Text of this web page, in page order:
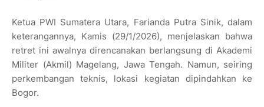
Ketua PWI Sumatera Utara, Farianda Putra Sinik, dalam
keterangannya, Kamis (29/1/2026), menjelaskan bahwa
retret ini awalnya direncanakan berlangsung di Akademi
Militer (Akmil) Magelang, Jawa Tengah. Namun, seiring
perkembangan teknis, lokasi kegiatan dipindahkan ke
Bogor.